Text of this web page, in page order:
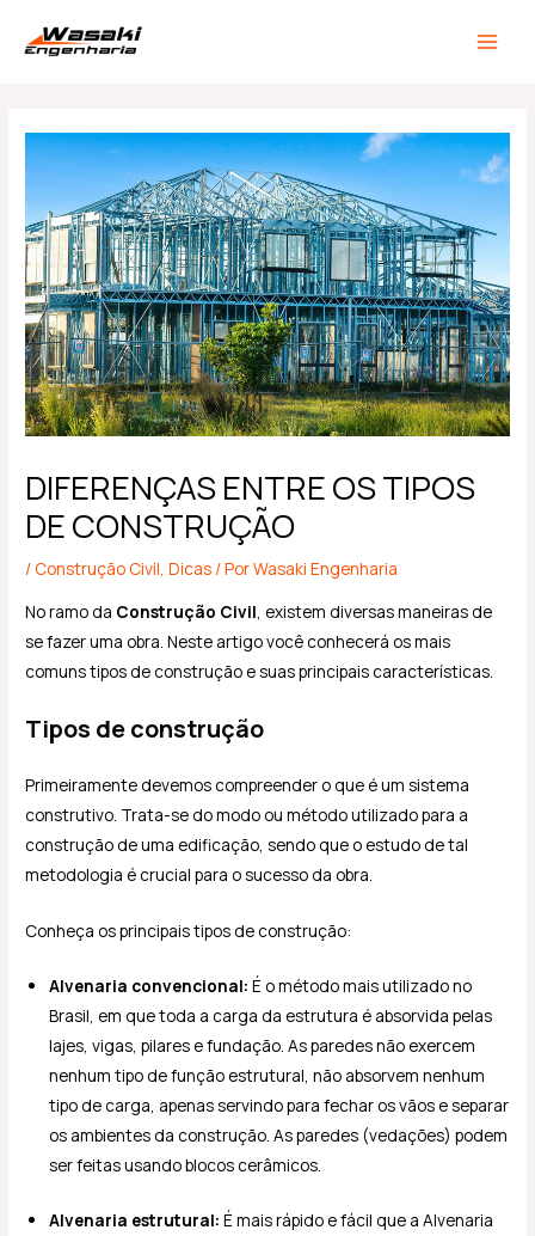
para
DIFERENÇAS ENTRE OS TIPOS
DE CONSTRUÇÃO
/ Construção Civil,Dicas / PorWasaki Engenharia
No ramo da Construção Civil , existem diversas maneiras de
se fazer uma obra. Neste artigo você conhecerá os mais
comuns tipos de construção e suas principais características.
Tipos de construção
Primeiramente devemos compreender o que é um sistema
construtivo. Trata-se do modo ou método utilizado para a
construção de uma edificação, sendo que o estudo de tal
metodologia é crucial para o sucesso da obra.
Conheça os principais tipos de construção:
Alvenaria convencional: É o método mais utilizado no
Brasil, em que toda a carga da estrutura é absorvida pelas
lajes, vigas, pilares e fundação. As paredes não exercem
nenhum tipo de função estrutural, não absorvem nenhum
tipo de carga, apenas servindo para fechar os vãos e separar
os ambientes da construção. As paredes (vedações) podem
ser feitas usando blocos cerâmicos.
Alvenaria estrutural: É mais rápido e fácil que a Alvenaria
navigation